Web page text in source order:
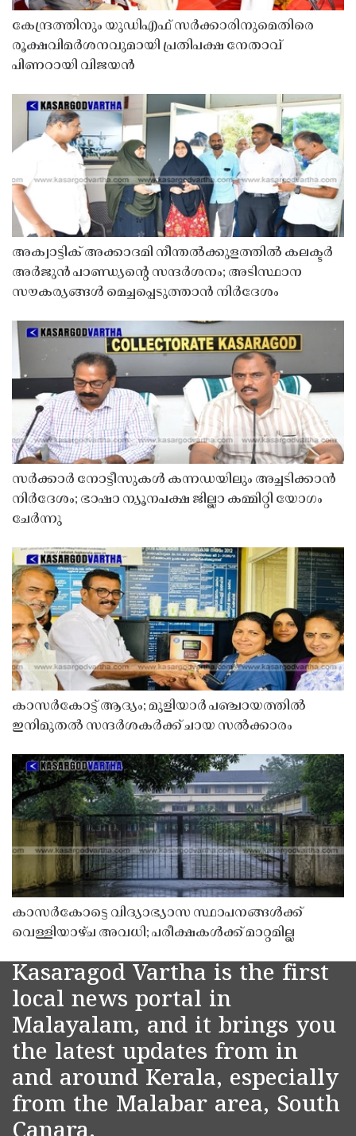
കേന്ദ്രത്തിനും യുഡിഎഫ് സർക്കാരിനുമെതിരെ
രൂക്ഷവിമർശനവുമായി പ്രതിപക്ഷ നേതാവ്
പിണറായി വിജയൻ
അക്വാട്ടിക് അക്കാദമി നീന്തൽക്കുളത്തിൽ കലക്ടർ
അർജുൻ പാണ്ഡ്യൻ്റെ സന്ദർശനം; അടിസ്ഥാന
സൗകര്യങ്ങൾ മെച്ചപ്പെടുത്താൻ നിർദേശം
സർക്കാർ നോട്ടീസുകൾ കന്നഡയിലും അച്ചടിക്കാൻ
നിർദേശം; ഭാഷാ ന്യൂനപക്ഷ ജില്ലാ കമ്മിറ്റി യോഗം
ചേർന്നു
കാസർകോട്ട് ആദ്യം; മുളിയാർ പഞ്ചായത്തിൽ
ഇനിമുതൽ സന്ദർശകർക്ക് ചായ സൽക്കാരം
കാസർകോട്ടെ വിദ്യാഭ്യാസ സ്ഥാപനങ്ങൾക്ക്
വെള്ളിയാഴ്ച അവധി; പരീക്ഷകൾക്ക് മാറ്റമില്ല
Kasaragod Vartha is the first
local news portal in
Malayalam, and it brings you
the latest updates from in
and around Kerala, especially
from the Malabar area, South